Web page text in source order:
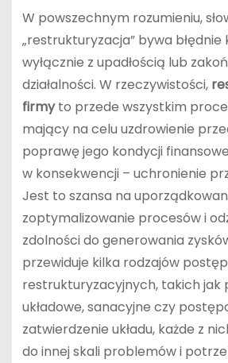
W powszechnym rozumieniu,
„restrukturyzacja” bywa błędnie
wyłącznie z upadłością lub
działalności. W rzeczywistości,
firmyto przede wszystkim
mający na celu uzdrowienie
poprawę jego kondycji
w konsekwencji – uchronienie
Jest to szansa na
zoptymalizowanie procesów i
zdolności do generowania
przewiduje kilka rodzajów
restrukturyzacyjnych, takich jak
układowe, sanacyjne czy
zatwierdzenie układu, każde z
do innej skali problemów i